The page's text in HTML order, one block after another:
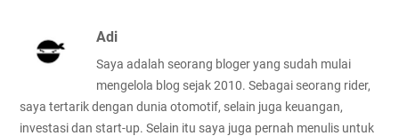
Adi
Saya adalah seorang bloger yang sudah mulai
mengelola blog sejak 2010. Sebagai seorang rider,
saya tertarik dengan dunia otomotif, selain juga keuangan,
investasi dan start-up. Selain itu saya juga pernah menulis untuk